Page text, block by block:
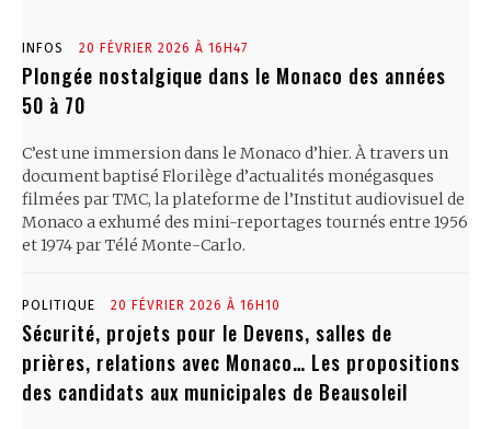
INFOS 20 FÉVRIER 2026 À 16H47
Plongée nostalgique dans le Monaco des années
50 à 70
C’est une immersion dans le Monaco d’hier. À travers un
document baptisé Florilège d’actualités monégasques
filmées par TMC, la plateforme de l’Institut audiovisuel de
Monaco a exhumé des mini-reportages tournés entre 1956
et 1974 par Télé Monte-Carlo.
POLITIQUE 20 FÉVRIER 2026 À 16H10
Sécurité, projets pour le Devens, salles de
prières, relations avec Monaco… Les propositions
des candidats aux municipales de Beausoleil